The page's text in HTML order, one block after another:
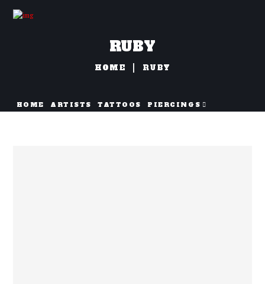
HOME ARTISTS TATTOOS
PIERCINGS
RUBY
HOME RUBY